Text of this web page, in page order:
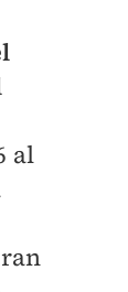
al